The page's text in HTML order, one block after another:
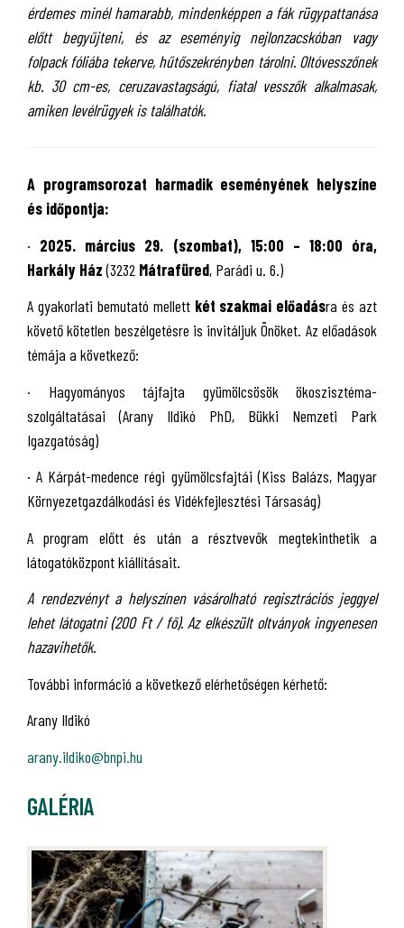
érdemes minél hamarabb, mindenképpen a fák rügypattanása
előtt begyűjteni, és az eseményig nejlonzacskóban vagy
folpack fóliába tekerve, hűtőszekrényben tárolni. Oltóvesszőnek
kb. 30 cm-es, ceruzavastagságú, fiatal vesszők alkalmasak,
amiken levélrügyek is találhatók.
A programsorozat harmadik eseményének helyszíne
és időpontja:
· 2025. március 29. (szombat), 15:00 – 18:00 óra,
Harkály Ház(3232 Mátrafüred, Parádi u. 6.)
A gyakorlati bemutató mellett két szakmai előadásra és azt
követő kötetlen beszélgetésre is invitáljuk Önöket. Az előadások
témája a következő:
· Hagyományos tájfajta gyümölcsösök ökoszisztéma-
szolgáltatásai (Arany Ildikó PhD, Bükki Nemzeti Park
Igazgatóság)
·A Kárpát-medence régi gyümölcsfajtái (Kiss Balázs, Magyar
Környezetgazdálkodási és Vidékfejlesztési Társaság)
A program előtt és után a résztvevők megtekinthetik a
látogatóközpont kiállításait.
A rendezvényt a helyszínen vásárolható regisztrációs jeggyel
lehet látogatni (200 Ft / fő). Az elkészült oltványok ingyenesen
hazavihetők.
További információ a következő elérhetőségen kérhető:
Arany Ildikó
arany.ildiko@bnpi.hu
GALÉRIA